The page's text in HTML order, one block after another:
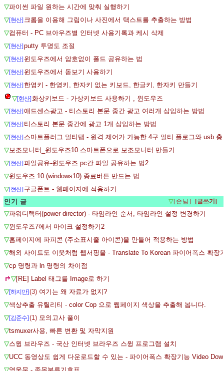
▽파이썬 파일 원하는 시간에 맞춰 실행하기
▽[현산] 크롬을 이용해 그림이나 사진에서 택스트를 추출하는 방법
▽컴퓨터 - PC 브아우즈별 인터넷 사용기록과 케시 삭제
▽[현산]putty 투명도 조절
▽[현산] 윈도우즈에서 암호없이 폴드 공유하는 법
▽[현산] 윈도우즈에서 돋보기 사용하기
▽[현산] 한영키 - 한영키, 한자키 없는 키보드, 한글키, 한자키 만들기
▽[현산]화상키보드 - 가상키보드 사용하기 , 윈도우즈
▽[현산]애드센스광고 - 티스토리 본문 중간 광고 여러개 삽입하는 방법
▽[현산] 티스토리 본문 중간에 광고 1개 삽입하는 방법
▽[현산] 스마트플러그 멀티탭 - 원격 제어가 가능한 4구 멀티 플로그와 usb
▽보조모니터_윈도우즈10 스마트폰으로 보조모니터 만들기
▽[현산]파일공유-윈도우즈 pc간 파일 공유하는 법2
▽윈도우즈 10 (windows10) 종료버튼 만드는 법
▽[현산] 구글폰트 - 웹페이지에 적용하기
인기 글
▽[손님]
▽파워디랙터(power director) - 타임라인 순서, 타임라인 설정 변경하기
▽윈도우즈7에서 마이크 설정하기2
▽홈페이지에 파피콘 (주소표시줄 아이콘)을 만들어 적용하는 방법
▽해외 사이트도 이웃처럼 웹서핑을 - Translate To Korean 파이어폭스 확장
▽cp 명령과 ln 명령의 차이점
▽[RE] Label 태그를 Image로 하기
▽[하지만](3) 여기는 왜 자료가 없지?
▽색상추출 유틸리티 - color Cop 으로 웹페이지 색상을 추출해 봅니다.
▽[김준수](1) 모의고사 풀이
▽tsmuxer사용, 빠른 변환 및 자막지원
▽스윙 브라우즈 - 국산 인터넷 브라우즈 스윙 프로그램 설치
▽UCC 동영상도 쉽게 다운로드할 수 있는 - 파이어폭스 확장기능 Video